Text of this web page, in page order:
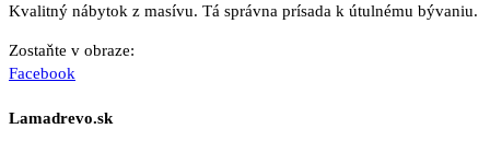
Kvalitný nábytok z masívu. Tá správna prísada k útulnému bývaniu.
Zostaňte v obraze:
Facebook
Lamadrevo.sk